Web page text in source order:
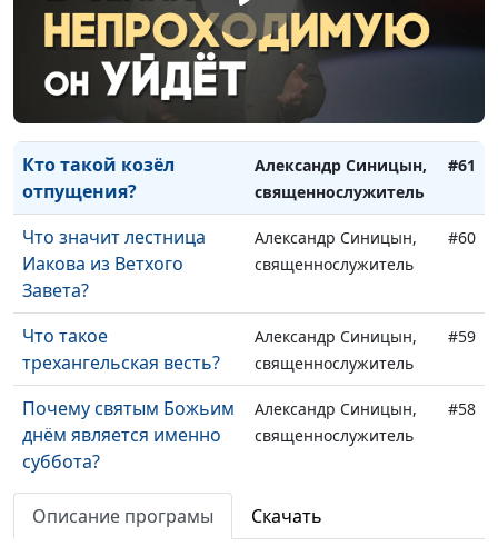
запрещает есть
свинину?
священнослужитель
Кто такой Мелхиседек?
Александр Синицын,
священнослужитель
Кто такой козёл
отпущения?
Александр Синицын,
священнослужитель
#61
Что значит лестница
Иакова из Ветхого
Завета?
Александр Синицын,
священнослужитель
#60
Что такое
трехангельская весть?
Александр Синицын,
священнослужитель
#59
Почему святым Божьим
днём является именно
суббота?
Александр Синицын,
священнослужитель
#58
Кто написал Библию?
Александр Синицын,
священнослужитель
Описание програмы Скачать